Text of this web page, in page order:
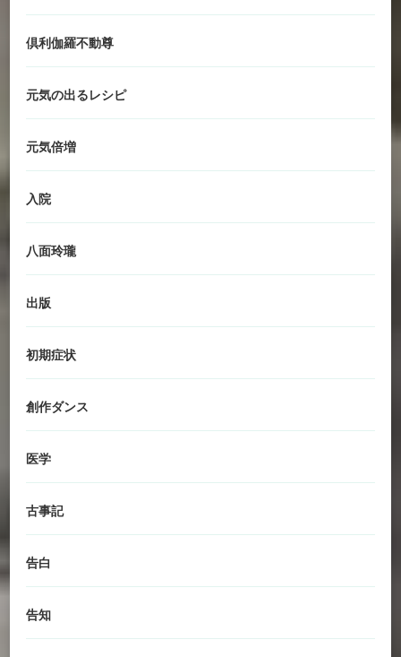
倶利伽羅不動尊
元気の出るレシピ
元気倍増
入院
八面玲瓏
出版
初期症状
創作ダンス
医学
古事記
告白
告知